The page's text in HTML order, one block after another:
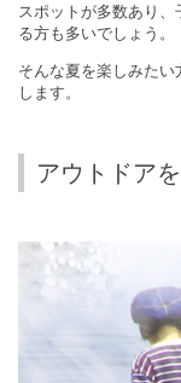
スポットが多数あり
る方も多いでしょう。
そんな夏を楽しみた
します。
アウトドア